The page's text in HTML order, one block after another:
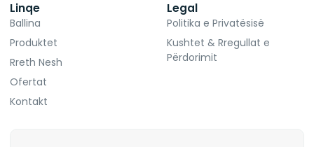
Linqe
Ballina
Produktet
Rreth Nesh
Ofertat
Kontakt
Legal
Politika e Privatësisë
Kushtet & Rregullat e
Përdorimit